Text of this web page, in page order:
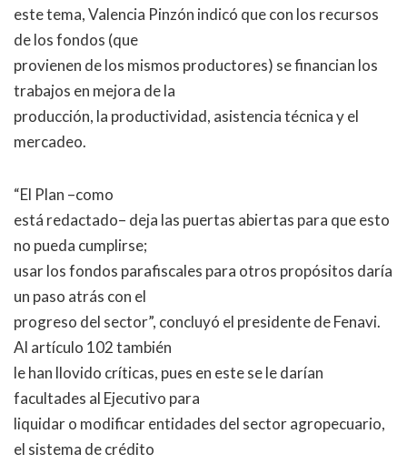
este tema, Valencia Pinzón indicó que con los recursos
de los fondos (que
provienen de los mismos productores) se financian los
trabajos en mejora de la
producción, la productividad, asistencia técnica y el
mercadeo.
“El Plan –como
está redactado– deja las puertas abiertas para que esto
no pueda cumplirse;
usar los fondos parafiscales para otros propósitos daría
un paso atrás con el
progreso del sector”, concluyó el presidente de Fenavi.
Al artículo 102 también
le han llovido críticas, pues en este se le darían
facultades al Ejecutivo para
liquidar o modificar entidades del sector agropecuario,
el sistema de crédito